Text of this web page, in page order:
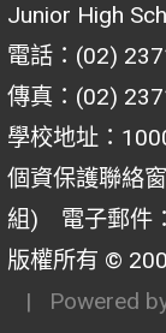
Junior High
電話：(02)
傳真：(02)
學校地址：
個資保護聯絡
組) 電子郵件
版權所有 ©
| Powered